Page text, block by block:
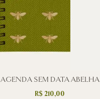
AGENDA SEM DATA ABELHA
R$210,00